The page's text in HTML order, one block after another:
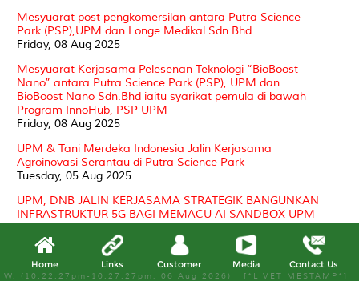
Mesyuarat post pengkomersilan antara Putra Science
Park (PSP),UPM dan Longe Medikal Sdn.Bhd
Friday, 08 Aug 2025
Mesyuarat Kerjasama Pelesenan Teknologi “BioBoost
Nano” antara Putra Science Park (PSP), UPM dan
BioBoost Nano Sdn.Bhd iaitu syarikat pemula di bawah
Program InnoHub, PSP UPM
Friday, 08 Aug 2025
UPM & Tani Merdeka Indonesia Jalin Kerjasama
Agroinovasi Serantau di Putra Science Park
Tuesday, 05 Aug 2025
UPM, DNB JALIN KERJASAMA STRATEGIK BANGUNKAN
INFRASTRUKTUR 5G BAGI MEMACU AI SANDBOX UPM
Setinggi-tinggi ucapan Tahniah diucapkan kepada EN.
MOHD RUSDY HASAN atas kenaikan pangkat ke
Home Links Customer Media Contact Us
W, (10:22:27pm-10:27:27pm, 06 Aug 2026) [*LIVETIMESTAMP*]